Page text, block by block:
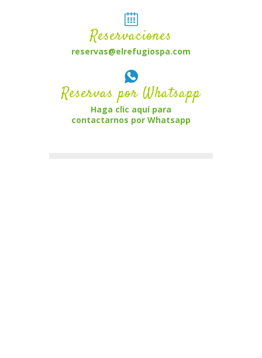
Reservaciones
reservas@elrefugiospa.com
Reservas por Whatsapp
Haga clic aquí para
contactarnos por Whatsapp